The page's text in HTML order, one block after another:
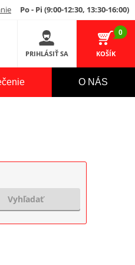
Po - Pi (9:00-12:30, 13:30-16:00)
PRIHLÁSIŤ SA
0
KOŠÍK
O NÁS
Vyhľadať